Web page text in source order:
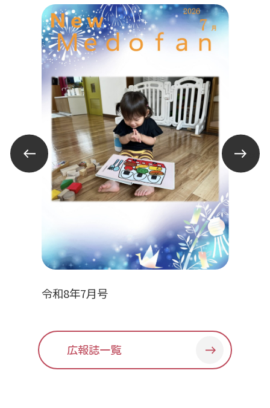
令和8年7月号
Prev Next
広報誌一覧